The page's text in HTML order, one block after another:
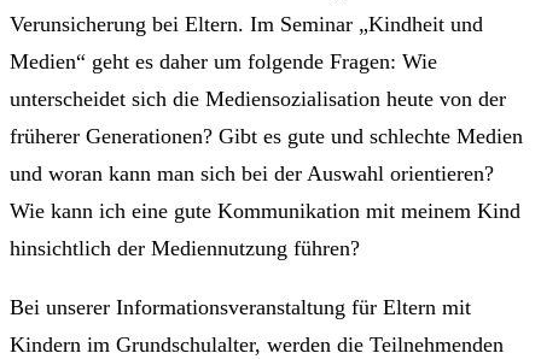
Verunsicherung bei Eltern. Im Seminar „Kindheit und
Medien“ geht es daher um folgende Fragen: Wie
unterscheidet sich die Mediensozialisation heute von der
früherer Generationen? Gibt es gute und schlechte Medien
und woran kann man sich bei der Auswahl orientieren?
Wie kann ich eine gute Kommunikation mit meinem Kind
hinsichtlich der Mediennutzung führen?
Bei unserer Informationsveranstaltung für Eltern mit
Kindern im Grundschulalter, werden die Teilnehmenden